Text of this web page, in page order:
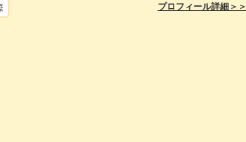
プロフィール詳細＞＞